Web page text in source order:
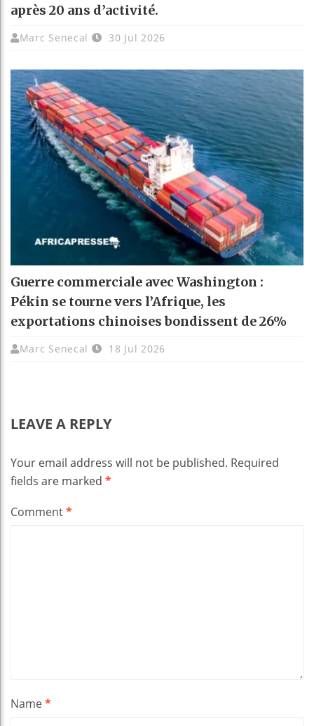
après 20 ans d’activité.
Marc Senecal 30 Jul 2026
Guerre commerciale avec Washington :
Pékin se tourne vers l’Afrique, les
exportations chinoises bondissent de 26%
Marc Senecal 18 Jul 2026
LEAVE A REPLY
Your email address will not be published. Required
fields are marked *
Comment*
Name*